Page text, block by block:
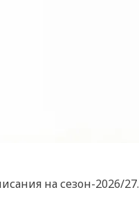
на сезон-2026/27.